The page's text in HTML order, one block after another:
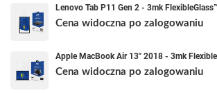
Lenovo Tab P11 Gen 2 - 3mk
Cena widoczna po zalogowaniu
Apple MacBook Air 13" 2018 - 3mk
Cena widoczna po zalogowaniu